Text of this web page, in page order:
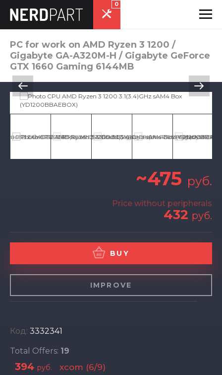
0
PC for work on AMD Ryzen 3 1200 /
Gigabyte GA-A320M-H / Gigabyte GeForce
GTX 1660 Gaming 6144MB
Код: 3332341
Total Offers: 19
394 руб. xcom (6/9)
~475 руб.
Price without peripherals
432 руб.
BUY
IMPROVE